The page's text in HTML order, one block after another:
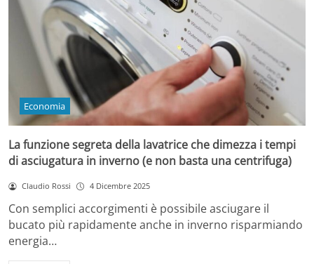
Economia
La funzione segreta della lavatrice che dimezza i tempi
di asciugatura in inverno (e non basta una centrifuga)
Claudio Rossi 4 Dicembre 2025
Con semplici accorgimenti è possibile asciugare il
bucato più rapidamente anche in inverno risparmiando
energia…